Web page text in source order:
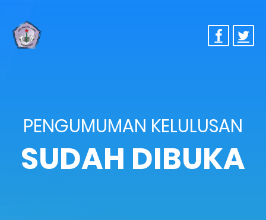
PENGUMUMAN KELULUSAN
SUDAH DIBUKA